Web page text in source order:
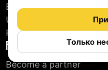
Blog
User agreement
Reviews
FOR PARTNERS
Become a partner
Только